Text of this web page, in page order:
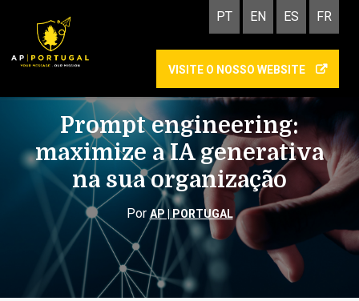
PT EN ES FR
VISITE O NOSSO WEBSITE
Prompt engineering:
maximize a IA generativa
na sua organização
Por AP | PORTUGAL